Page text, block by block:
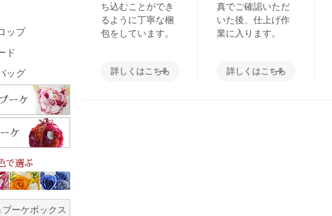
ち込むことができ
るように丁寧な梱
包をしています。
詳しくはこちら
真でご確認いただ
いた後、仕上げ作
業に入ります。
詳しくはこちら
ップ
ド
ッグ
ーケボックス